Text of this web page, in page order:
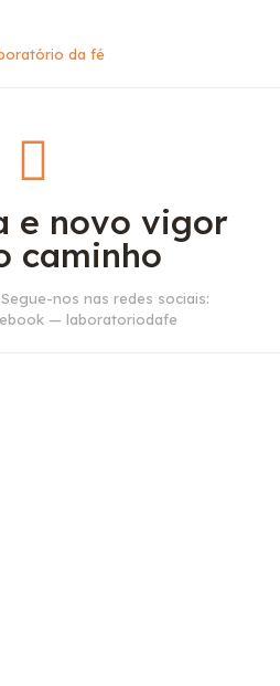
e novo vigor
caminho
nos nas redes sociais:
— laboratoriodafe